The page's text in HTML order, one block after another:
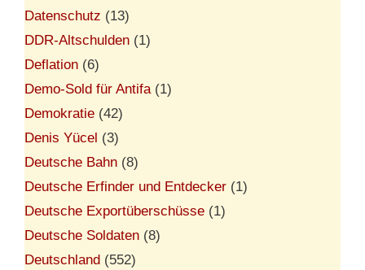
Datenschutz (13)
DDR-Altschulden (1)
Deflation (6)
Demo-Sold für Antifa(1)
Demokratie (42)
Denis Yücel (3)
Deutsche Bahn (8)
Deutsche Erfinder und Entdecker (1)
Deutsche Exportüberschüsse (1)
Deutsche Soldaten (8)
Deutschland (552)